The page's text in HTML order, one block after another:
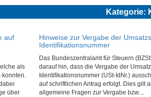
Kategorie:
auf
als
konnten.
über
Hinweise zur Vergabe der
Identifikationsnummer
Das Bundeszentralamt für Steuern
darauf hin, dass die Vergabe der
Identifikationsnummer (USt-IdNr.)
auf schriftlichen Antrag erfolgt. Dies gilt
allgemeine Fragen zur Vergabe bzw....